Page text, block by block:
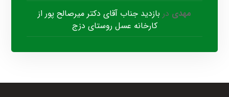
مهدی در بازدید جناب آقای دکتر میرصالح پور از
کارخانه عسل روستای دزج